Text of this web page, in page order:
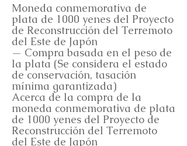
Moneda conmemorativa de
plata de 1000 yenes del Proyecto
de Reconstrucción del Terremoto
del Este de Japón
— Compra basada en el peso de
la plata (Se considera el estado
de conservación, tasación
mínima garantizada)
Acerca de la compra de la
moneda conmemorativa de plata
de 1000 yenes del Proyecto de
Reconstrucción del Terremoto
del Este de Japón